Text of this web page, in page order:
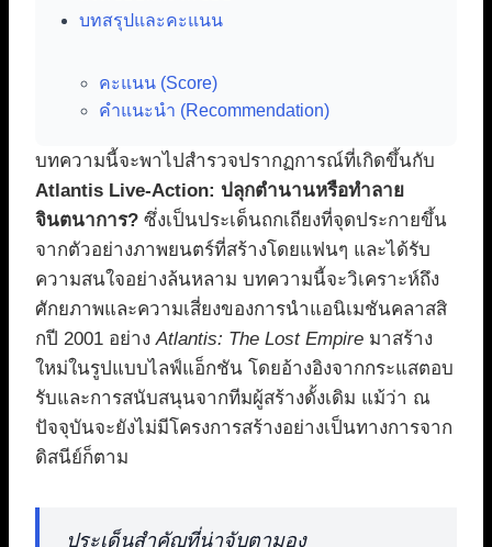
บทสรุปและคะแนน
คะแนน (Score)
คำแนะนำ (Recommendation)
บทความนี้จะพาไปสำรวจปรากฏการณ์ที่เกิดขึ้นกับ
Atlantis Live-Action: ปลุกตำนานหรือทำลาย
จินตนาการ? ซึ่งเป็นประเด็นถกเถียงที่จุดประกายขึ้น
จากตัวอย่างภาพยนตร์ที่สร้างโดยแฟนๆ และได้รับ
ความสนใจอย่างล้นหลาม บทความนี้จะวิเคราะห์ถึง
ศักยภาพและความเสี่ยงของการนำแอนิเมชันคลาสสิ
กปี 2001 อย่างAtlantis: The Lost Empire มาสร้าง
ใหม่ในรูปแบบไลฟ์แอ็กชัน โดยอ้างอิงจากกระแสตอบ
รับและการสนับสนุนจากทีมผู้สร้างดั้งเดิม แม้ว่า ณ
ปัจจุบันจะยังไม่มีโครงการสร้างอย่างเป็นทางการจาก
ดิสนีย์ก็ตาม
ประเด็นสำคัญที่น่าจับตามอง